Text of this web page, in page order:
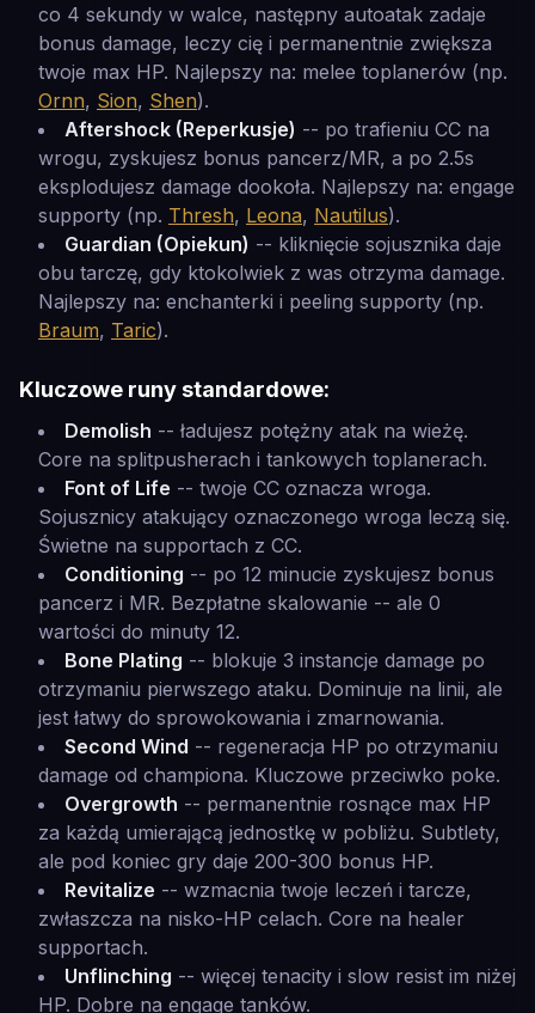
co 4 sekundy w walce, następny autoatak zadaje
bonus damage, leczy cię i permanentnie zwiększa
twoje max HP. Najlepszy na: melee toplanerów (np.
Ornn, Sion, Shen).
Aftershock (Reperkusje) -- po trafieniu CC na
wrogu, zyskujesz bonus pancerz/MR, a po 2.5s
eksplodujesz damage dookoła. Najlepszy na: engage
supporty (np. Thresh, Leona, Nautilus).
Guardian (Opiekun) -- kliknięcie sojusznika daje
obu tarczę, gdy ktokolwiek z was otrzyma damage.
Najlepszy na: enchanterki i peeling supporty (np.
Braum, Taric).
Kluczowe runy standardowe:
Demolish -- ładujesz potężny atak na wieżę.
Core na splitpusherach i tankowych toplanerach.
Font of Life -- twoje CC oznacza wroga.
Sojusznicy atakujący oznaczonego wroga leczą się.
Świetne na supportach z CC.
Conditioning -- po 12 minucie zyskujesz bonus
pancerz i MR. Bezpłatne skalowanie -- ale 0
wartości do minuty 12.
Bone Plating -- blokuje 3 instancje damage po
otrzymaniu pierwszego ataku. Dominuje na linii, ale
jest łatwy do sprowokowania i zmarnowania.
Second Wind -- regeneracja HP po otrzymaniu
damage od championa. Kluczowe przeciwko poke.
Overgrowth -- permanentnie rosnące max HP
za każdą umierającą jednostkę w pobliżu. Subtlety,
ale pod koniec gry daje 200-300 bonus HP.
Revitalize -- wzmacnia twoje leczeń i tarcze,
zwłaszcza na nisko-HP celach. Core na healer
supportach.
Unflinching -- więcej tenacity i slow resist im niżej
HP. Dobre na engage tanków.